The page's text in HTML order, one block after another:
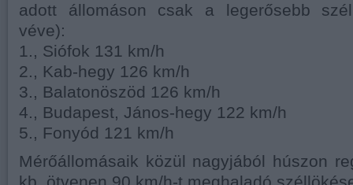
adott állomáson csak a legerősebb
véve):
1., Siófok 131 km/h
2., Kab-hegy 126 km/h
3., Balatonöszöd 126 km/h
4., Budapest, János-hegy 122 km/h
5., Fonyód 121 km/h
Mérőállomásaik közül nagyjából húszon